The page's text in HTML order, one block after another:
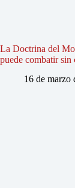
La Doctrina del
puede combatir sin
16 de marzo